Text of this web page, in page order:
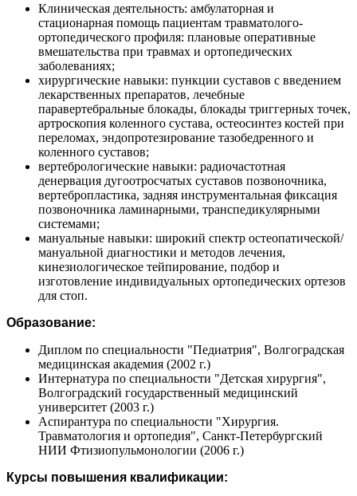
Клиническая деятельность: амбулаторная и
стационарная помощь пациентам травматолого-
ортопедического профиля: плановые оперативные
вмешательства при травмах и ортопедических
заболеваниях;
хирургические навыки: пункции суставов с введением
лекарственных препаратов, лечебные
паравертебральные блокады, блокады триггерных точек,
артроскопия коленного сустава, остеосинтез костей при
переломах, эндопротезирование тазобедренного и
коленного суставов;
вертебрологические навыки: радиочастотная
денервация дугоотросчатых суставов позвоночника,
вертебропластика, задняя инструментальная фиксация
позвоночника ламинарными, транспедикулярными
системами;
мануальные навыки: широкий спектр остеопатической/
мануальной диагностики и методов лечения,
кинезиологическое тейпирование, подбор и
изготовление индивидуальных ортопедических ортезов
для стоп.
Образование:
Диплом по специальности "Педиатрия", Волгоградская
медицинская академия (2002 г.)
Интернатура по специальности "Детская хирургия",
Волгоградский государственный медицинский
университет (2003 г.)
Аспирантура по специальности "Хирургия.
Травматология и ортопедия", Санкт-Петербургский
НИИ Фтизиопульмонологии (2006 г.)
Курсы повышения квалификации: